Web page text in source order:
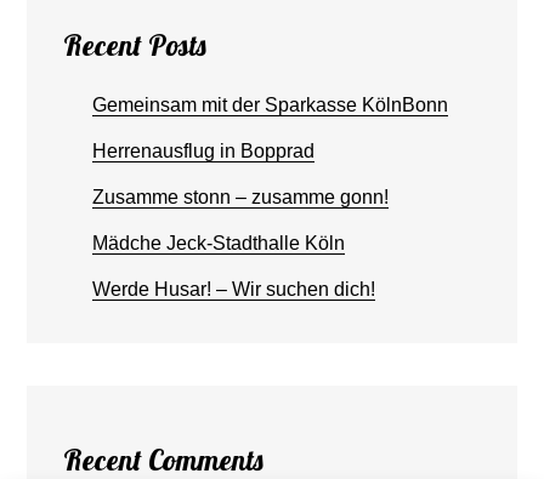
Recent Posts
Gemeinsam mit der Sparkasse KölnBonn
Herrenausflug in Bopprad
Zusamme stonn – zusamme gonn!
Mädche Jeck-Stadthalle Köln
Werde Husar! – Wir suchen dich!
Recent Comments